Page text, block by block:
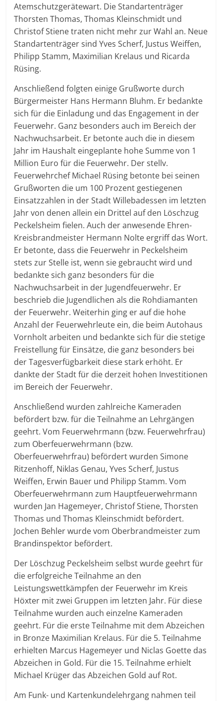
Atemschutzgerätewart. Die Standartenträger
Thorsten Thomas, Thomas Kleinschmidt und
Christof Stiene traten nicht mehr zur Wahl an. Neue
Standartenträger sind Yves Scherf, Justus Weiffen,
Philipp Stamm, Maximilian Krelaus und Ricarda
Rüsing.
Anschließend folgten einige Grußworte durch
Bürgermeister Hans Hermann Bluhm. Er bedankte
sich für die Einladung und das Engagement in der
Feuerwehr. Ganz besonders auch im Bereich der
Nachwuchsarbeit. Er betonte auch die in diesem
Jahr im Haushalt eingeplante hohe Summe von 1
Million Euro für die Feuerwehr. Der stellv.
Feuerwehrchef Michael Rüsing betonte bei seinen
Grußworten die um 100 Prozent gestiegenen
Einsatzzahlen in der Stadt Willebadessen im letzten
Jahr von denen allein ein Drittel auf den Löschzug
Peckelsheim fielen. Auch der anwesende Ehren-
Kreisbrandmeister Hermann Nolte ergriff das Wort.
Er betonte, dass die Feuerwehr in Peckelsheim
stets zur Stelle ist, wenn sie gebraucht wird und
bedankte sich ganz besonders für die
Nachwuchsarbeit in der Jugendfeuerwehr. Er
beschrieb die Jugendlichen als die Rohdiamanten
der Feuerwehr. Weiterhin ging er auf die hohe
Anzahl der Feuerwehrleute ein, die beim Autohaus
Vornholt arbeiten und bedankte sich für die stetige
Freistellung für Einsätze, die ganz besonders bei
der Tagesverfügbarkeit diese stark erhöht. Er
dankte der Stadt für die derzeit hohen Investitionen
im Bereich der Feuerwehr.
Anschließend wurden zahlreiche Kameraden
befördert bzw. für die Teilnahme an Lehrgängen
geehrt. Vom Feuerwehrmann (bzw. Feuerwehrfrau)
zum Oberfeuerwehrmann (bzw.
Oberfeuerwehrfrau) befördert wurden Simone
Ritzenhoff, Niklas Genau, Yves Scherf, Justus
Weiffen, Erwin Bauer und Philipp Stamm. Vom
Oberfeuerwehrmann zum Hauptfeuerwehrmann
wurden Jan Hagemeyer, Christof Stiene, Thorsten
Thomas und Thomas Kleinschmidt befördert.
Jochen Behler wurde vom Oberbrandmeister zum
Brandinspektor befördert.
Der Löschzug Peckelsheim selbst wurde geehrt für
die erfolgreiche Teilnahme an den
Leistungswettkämpfen der Feuerwehr im Kreis
Höxter mit zwei Gruppen im letzten Jahr. Für diese
Teilnahme wurden auch einzelne Kameraden
geehrt. Für die erste Teilnahme mit dem Abzeichen
in Bronze Maximilian Krelaus. Für die 5. Teilnahme
erhielten Marcus Hagemeyer und Niclas Goette das
Abzeichen in Gold. Für die 15. Teilnahme erhielt
Michael Krüger das Abzeichen Gold auf Rot.
Am Funk- und Kartenkundelehrgang nahmen teil